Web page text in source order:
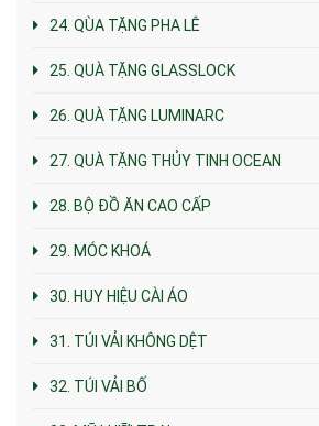
24. QÙA TẶNG PHA LÊ
25. QUÀ TẶNG GLASSLOCK
26. QUÀ TẶNG LUMINARC
27. QUÀ TẶNG THỦY TINH OCEAN
28. BỘ ĐỒ ĂN CAO CẤP
29. MÓC KHOÁ
30. HUY HIỆU CÀI ÁO
31. TÚI VẢI KHÔNG DỆT
32. TÚI VẢI BỐ